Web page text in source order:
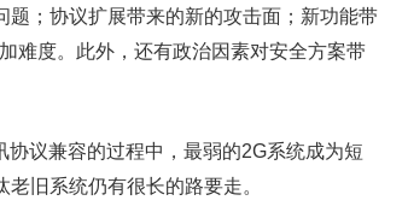
题；协议扩展带来的新的攻击面；新功能带
难度。此外，还有政治因素对安全方案带
议兼容的过程中，最弱的2G系统成为短
旧系统仍有很长的路要走。